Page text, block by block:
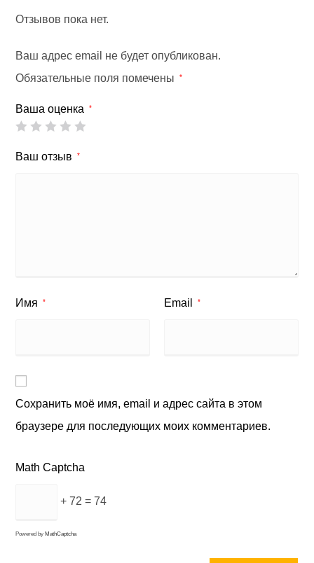
Отзывов пока нет.
Ваш адрес email не будет опубликован.
Обязательные поля помечены
*
Ваша оценка *
Ваш отзыв *
Имя * Email *
Сохранить моё имя, email и адрес сайта в этом
браузере для последующих моих комментариев.
Math Captcha
+ 72 = 74
Powered byMathCaptcha